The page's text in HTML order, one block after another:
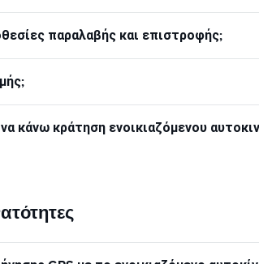
παραλαβής και επιστροφής;
κάνω κράτηση ενοικιαζόμενου